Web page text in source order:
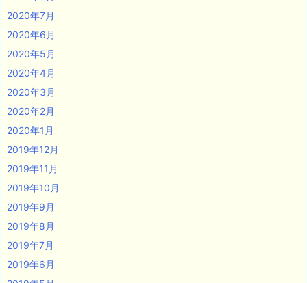
2020年7月
2020年6月
2020年5月
2020年4月
2020年3月
2020年2月
2020年1月
2019年12月
2019年11月
2019年10月
2019年9月
2019年8月
2019年7月
2019年6月